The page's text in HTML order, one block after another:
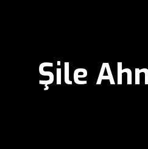
Şile